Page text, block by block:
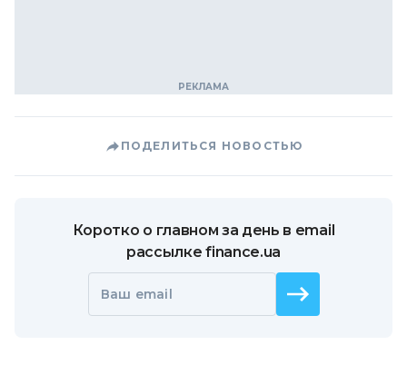
ПОДЕЛИТЬСЯ НОВОСТЬЮ
Коротко о главном за день в email
рассылке finance.ua
Ваш email